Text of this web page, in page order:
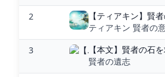
2
【ティアキン】賢
ティアキン 賢者の
3
【本文】賢者の石
賢者の遺志